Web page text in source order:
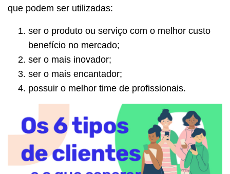
que podem ser utilizadas:
ser o produto ou serviço com o melhor custo
benefício no mercado;
ser o mais inovador;
ser o mais encantador;
possuir o melhor time de profissionais.